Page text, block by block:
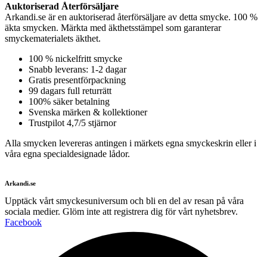
Auktoriserad Återförsäljare
Arkandi.se är en auktoriserad återförsäljare av detta smycke. 100 %
äkta smycken. Märkta med äkthetsstämpel som garanterar
smyckematerialets äkthet.
100 % nickelfritt smycke
Snabb leverans: 1-2 dagar
Gratis presentförpackning
99 dagars full returrätt
100% säker betalning
Svenska märken & kollektioner
Trustpilot 4,7/5 stjärnor
Alla smycken levereras antingen i märkets egna smyckeskrin eller i
våra egna specialdesignade lådor.
Arkandi.se
Upptäck vårt smyckesuniversum och bli en del av resan på våra
sociala medier. Glöm inte att registrera dig för vårt nyhetsbrev.
Facebook